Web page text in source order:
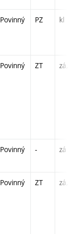
Povinný PZ kl
Povinný ZT zá,zk
Povinný - zá
Povinný ZT zá,zk